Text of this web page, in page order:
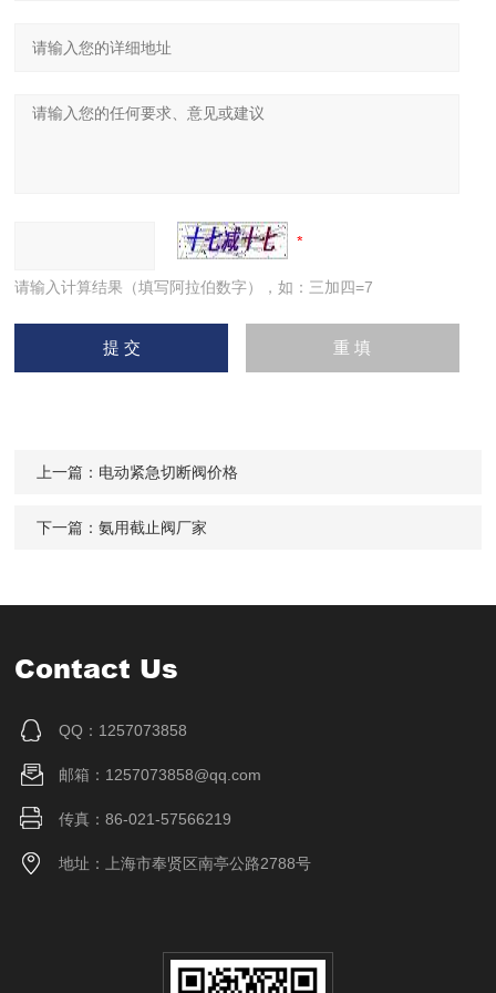
请输入计算结果（填写阿拉伯数字），如：三加四=7
上一篇： 电动紧急切断阀价格
下一篇：氨用截止阀厂家
Contact Us
QQ：1257073858
邮箱：1257073858@qq.com
传真：86-021-57566219
地址：上海市奉贤区南亭公路2788号